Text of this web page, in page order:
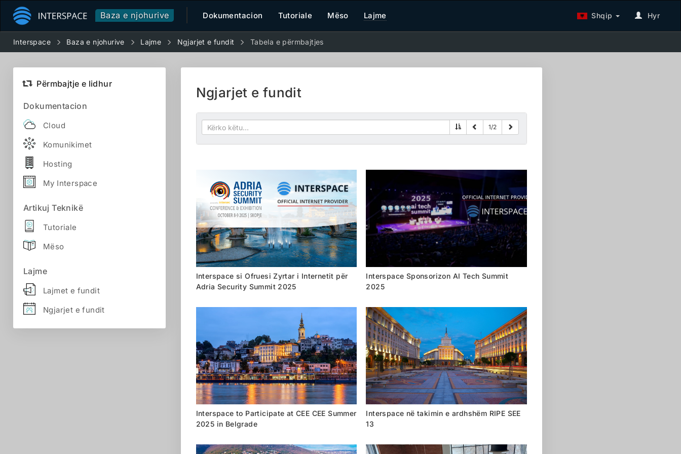
Baza e njohurive Dokumentacion Tutoriale Mëso Lajme Shqip Hyr
Interspace Baza e njohurive Lajme Ngjarjet e fundit Tabela e përmbajtjes
Përmbajtje e lidhur
Dokumentacion
Cloud
Komunikimet
Hosting
My Interspace
Artikuj Teknikë
Tutoriale
Mëso
Lajme
Lajmet e fundit
Ngjarjet e fundit
Ngjarjet e fundit
1/2
Interspace si Ofruesi Zyrtar i Internetit për
Adria Security Summit 2025
Interspace Sponsorizon AI Tech Summit
2025
Interspace to Participate at CEE CEE Summer
2025 in Belgrade
Interspace në takimin e ardhshëm RIPE SEE
13